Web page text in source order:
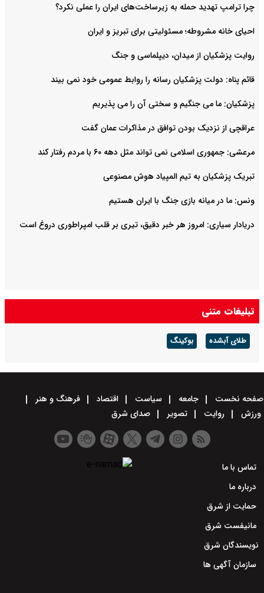
چرا ترامپ تهدید حمله به زیرساخت‌های ایران را عملی نکرد؟
احیای خانه مشروطه؛ مسئولیتی برای تبریز و ایران
روایت‌ پزشکیان از میدان، دیپلماسی و جنگ
قائم پناه: دولت پزشکیان رسانه را روابط عمومی خود نمی بیند
پزشکیان: ما می جنگیم و سختی آن را می پذیریم
عراقچی از نزدیک بودن توافق در مذاکرات عمان گفت
مرعشی: جمهوری اسلامی نمی تواند مثل دهه ۶۰ با مردم رفتار کند
تبریک پزشکیان به تیم المپیاد هوش مصنوعی
ونس: ما در میانه بازی جنگ با ایران هستیم
دریادار سیاری: امروز هر خبر دقیق، تیری بر قلب امپراطوری دروغ است
تبلیغات متنی
طلای آبشده بوکینگ
صفحه نخست جامعه سیاست اقتصاد
فرهنگ و هنر
ورزش
روایت تصویر صدای شرق
تماس با ما
درباره ما
حمایت از شرق
مانیفست شرق
نویسندگان شرق
سازمان آگهی ها